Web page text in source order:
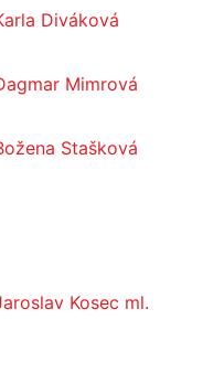
Diváková
Mimrová
Stašková
Kosec ml.